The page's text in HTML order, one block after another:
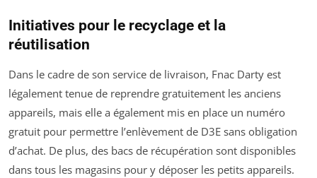
Initiatives pour le recyclage et la
réutilisation
Dans le cadre de son service de livraison, Fnac Darty est
légalement tenue de reprendre gratuitement les anciens
appareils, mais elle a également mis en place un numéro
gratuit pour permettre l’enlèvement de D3E sans obligation
d’achat. De plus, des bacs de récupération sont disponibles
dans tous les magasins pour y déposer les petits appareils.